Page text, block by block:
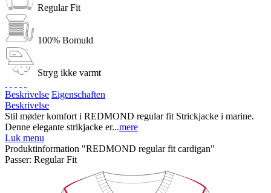
Regular Fit
100% Bomuld
Stryg ikke varmt
Beskrivelse Eigenschaften
Beskrivelse
Stil møder komfort i REDMOND regular fit Strickjacke i marine.
Denne elegante strikjacke er...mere
Luk menu
Produktinformation "REDMOND regular fit cardigan"
Passer: Regular Fit